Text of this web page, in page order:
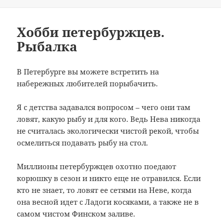
o
o
k
m в
т
ь
Хобби петербуржцев.
Рыбалка
В Петербурге вы можете встретить на
набережных любителей порыбачить.
Я с детства задавался вопросом – чего они там
ловят, какую рыбу и для кого. Ведь Нева никогда
не считалась экологически чистой рекой, чтобы
осмелиться подавать рыбу на стол.
Миллионы петербуржцев охотно поедают
корюшку в сезон и никто еще не отравился. Если
кто не знает, то ловят ее сетями на Неве, когда
она весной идет с Ладоги косяками, а также не в
самом чистом Финском заливе.